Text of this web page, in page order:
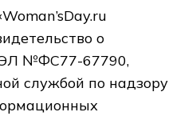
о
№ФС77-67790,
службой по надзору